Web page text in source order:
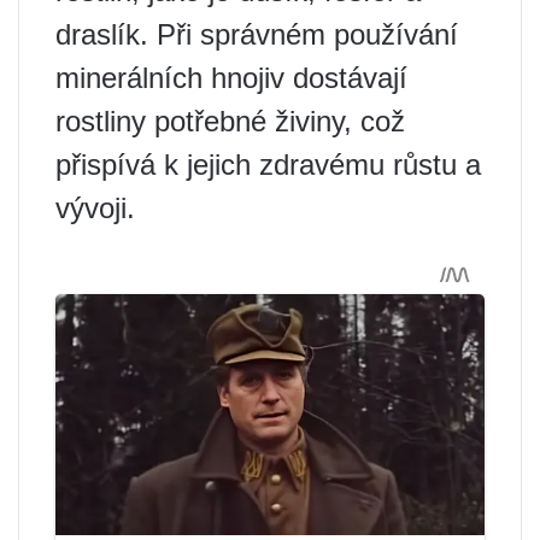
draslík. Při správném používání
minerálních hnojiv dostávají
rostliny potřebné živiny, což
přispívá k jejich zdravému růstu a
vývoji.